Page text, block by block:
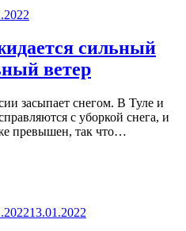
сильный
ветер
засыпает снегом. В Туле и
с уборкой снега, и
превышен, так что…
13.01.2022